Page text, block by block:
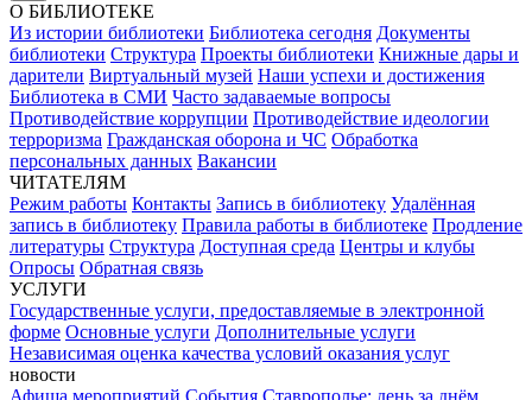
О БИБЛИОТЕКЕ
Из истории библиотеки Библиотека сегодня Документы
библиотеки Структура Проекты библиотеки Книжные дары и
дарители Виртуальный музей Наши успехи и достижения
Библиотека в СМИ Часто задаваемые вопросы
Противодействие коррупции Противодействие идеологии
терроризма Гражданская оборона и ЧС Обработка
персональных данных Вакансии
ЧИТАТЕЛЯМ
Режим работы Контакты Запись в библиотеку Удалённая
запись в библиотеку Правила работы в библиотеке Продление
литературы Структура Доступная среда Центры и клубы
Опросы Обратная связь
УСЛУГИ
Государственные услуги, предоставляемые в электронной
форме Основные услуги Дополнительные услуги
Независимая оценка качества условий оказания услуг
новости
Афиша мероприятий События Ставрополье: день за днём